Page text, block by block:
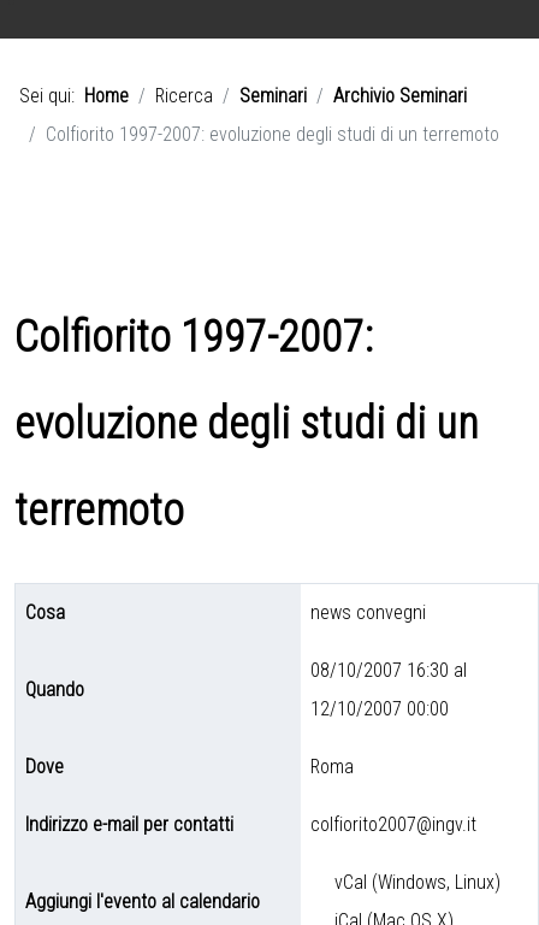
Sei qui: Home Ricerca Seminari
Archivio Seminari
Colfiorito 1997-2007: evoluzione degli studi di un terremoto
Colfiorito 1997-2007:
evoluzione degli studi di un
terremoto
Cosa news convegni
Quando
08/10/2007 16:30 al
12/10/2007 00:00
Dove Roma
Indirizzo e-mail per contatti colfiorito2007@ingv.it
Aggiungi l'evento al calendario
vCal (Windows, Linux)
iCal (Mac OS X)